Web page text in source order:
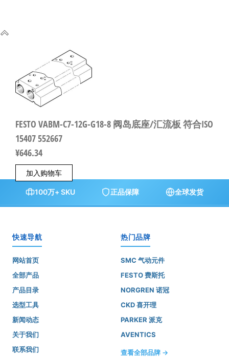
FESTO VABM-C7-12G-G18-8 阀岛底座/汇流板 符合ISO
15407 552667
¥646.34
加入购物车
100万+ SKU 正品保障 全球发货
快速导航
网站首页
全部产品
产品目录
选型工具
新闻动态
关于我们
联系我们
热门品牌
SMC 气动元件
FESTO 费斯托
NORGREN 诺冠
CKD 喜开理
PARKER 派克
AVENTICS
查看全部品牌 →